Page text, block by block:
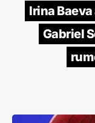
Irina
Gabriel